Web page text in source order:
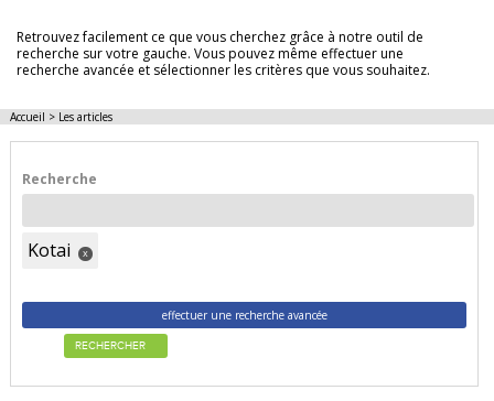
Retrouvez facilement ce que vous cherchez grâce à notre outil de
recherche sur votre gauche. Vous pouvez même effectuer une
recherche avancée et sélectionner les critères que vous souhaitez.
Accueil > Les articles
Recherche
Kotai x
effectuer une recherche avancée
RECHERCHER